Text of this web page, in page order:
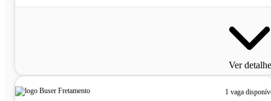
Ver
1 vaga